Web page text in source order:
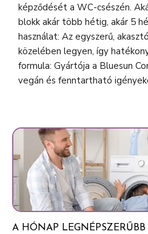
képződését a WC-csészén.
blokk akár több hétig, akár 5
használat: Az egyszerű,
közelében legyen, így
formula: Gyártója a Bluesun
vegán és fenntartható
A HÓNAP